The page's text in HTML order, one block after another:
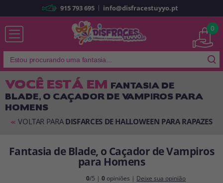
Já sou cliente
Lembrar-me Esqueceu sua senha?
ENTRAR
É a minha primeira vez
Sou novo
915 793 695 | info@disfracestuyyo.pt
0
VOCÊ ESTÁ EM FANTASIA DE
BLADE, O CAÇADOR DE VAMPIROS PARA
HOMENS
<< VOLTAR PARA DISFARCES DE HALLOWEEN PARA RAPAZES
Fantasia de Blade, o Caçador de Vampiros
para Homens
0/5 |0 opiniões | Deixe sua opinião